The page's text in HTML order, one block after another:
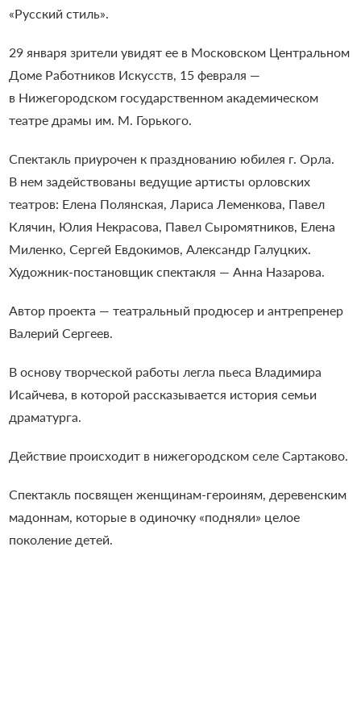
«Русский стиль».
29 января зрители увидят ее в Московском Центральном
Доме Работников Искусств, 15 февраля —
в Нижегородском государственном академическом
театре драмы им. М. Горького.
Спектакль приурочен к празднованию юбилея г. Орла.
В нем задействованы ведущие артисты орловских
театров: Елена Полянская, Лариса Леменкова, Павел
Клячин, Юлия Некрасова, Павел Сыромятников, Елена
Миленко, Сергей Евдокимов, Александр Галуцких.
Художник-постановщик спектакля — Анна Назарова.
Автор проекта — театральный продюсер и антрепренер
Валерий Сергеев.
В основу творческой работы легла пьеса Владимира
Исайчева, в которой рассказывается история семьи
драматурга.
Действие происходит в нижегородском селе Сартаково.
Спектакль посвящен женщинам-героиням, деревенским
мадоннам, которые в одиночку «подняли» целое
поколение детей.